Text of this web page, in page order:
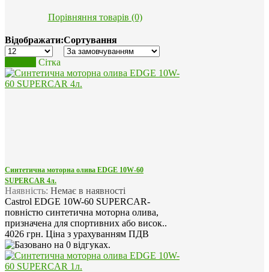
Порівняння товарів (0)
Відображати:Сортування
Сітка
Синтетична моторна олива EDGE 10W-60
SUPERCAR 4л.
Наявність: Немає в наявності
Castrol EDGE 10W-60 SUPERCAR-
повністю синтетична моторна олива,
призначена для спортивних або висок..
4026 грн. Ціна з урахуванням ПДВ